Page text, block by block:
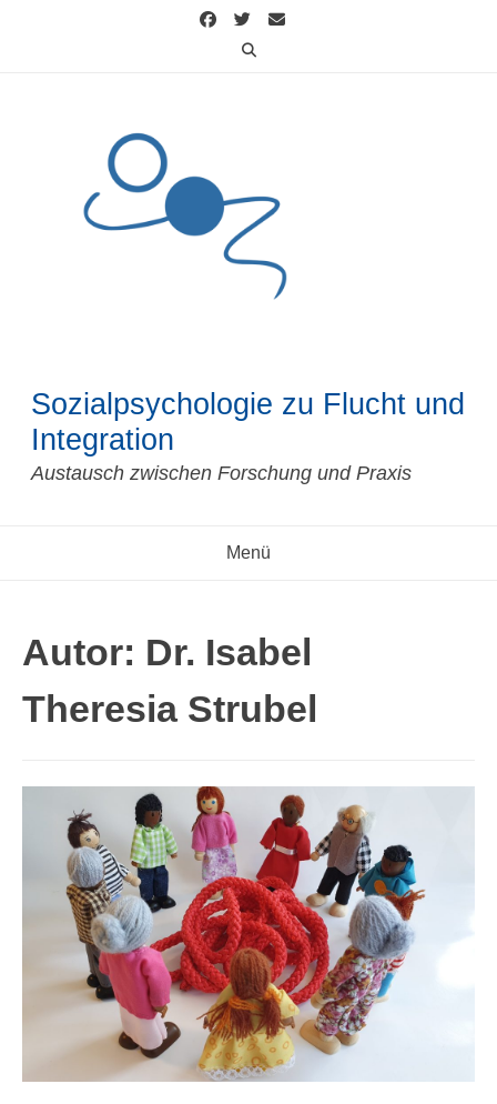
Sozialpsychologie zu Flucht und
Integration
Austausch zwischen Forschung und Praxis
Menü
Autor: Dr. Isabel
Theresia Strubel